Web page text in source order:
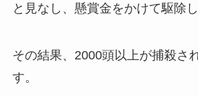
と見なし、懸賞金をかけて駆除し
その結果、2000頭以上が捕殺さ
す。